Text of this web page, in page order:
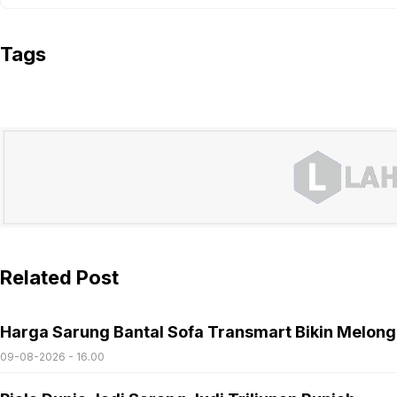
Tags
Related Post
Harga Sarung Bantal Sofa Transmart Bikin
09-08-2026 - 16.00